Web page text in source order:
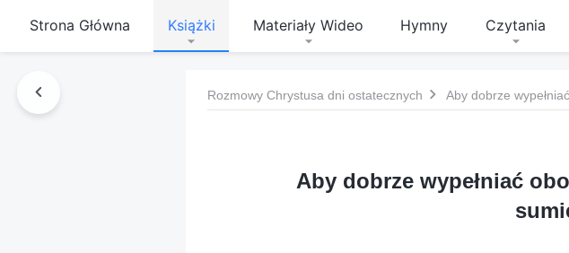
Strona Główna Książki Materiały Wideo Hymny Czytania
Rozmowy Chrystusa dni ostatecznych Aby dobrze
Aby dobrze wypełniać